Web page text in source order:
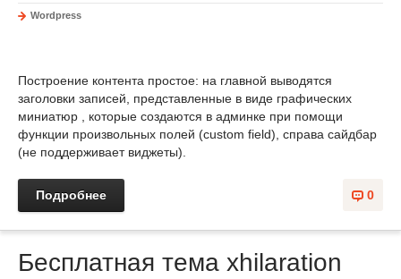
Wordpress
Построение контента простое: на главной выводятся
заголовки записей, представленные в виде графических
миниатюр , которые создаются в админке при помощи
функции произвольных полей (custom field), справа сайдбар
(не поддерживает виджеты).
0
Подробнее
Бесплатная тема xhilaration